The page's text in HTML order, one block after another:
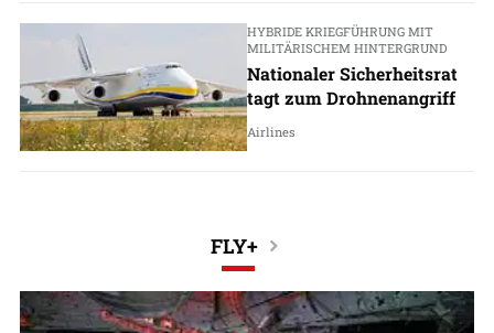
HYBRIDE KRIEGFÜHRUNG MIT
MILITÄRISCHEM HINTERGRUND
Nationaler Sicherheitsrat
tagt zum Drohnenangriff
Airlines
FLY+